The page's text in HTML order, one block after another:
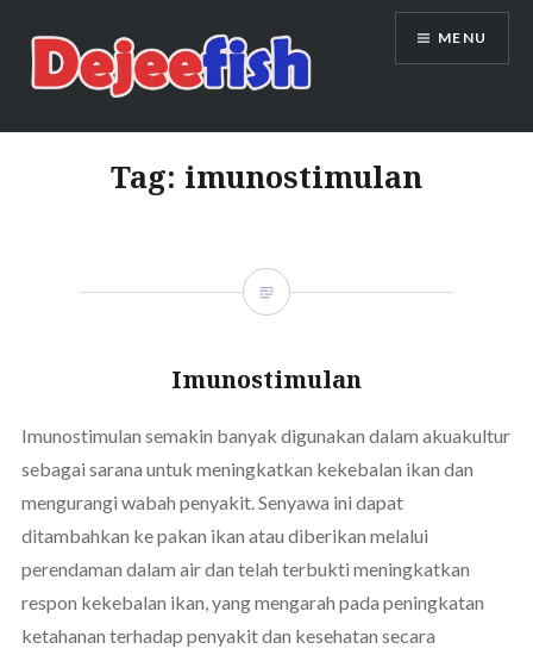
content
DEJEEFISH | PRODUSEN BENIH
IKAN BERKUALITAS INDONESIA
MENU
Tag: imunostimulan
Imunostimulan
Imunostimulan semakin banyak digunakan dalam akuakultur
sebagai sarana untuk meningkatkan kekebalan ikan dan
mengurangi wabah penyakit. Senyawa ini dapat
ditambahkan ke pakan ikan atau diberikan melalui
perendaman dalam air dan telah terbukti meningkatkan
respon kekebalan ikan, yang mengarah pada peningkatan
ketahanan terhadap penyakit dan kesehatan secara